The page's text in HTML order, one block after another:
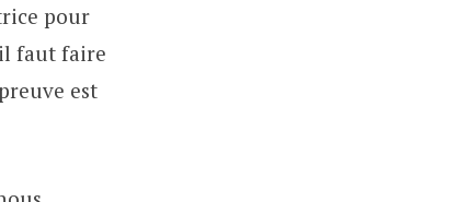
pour
faut faire
est